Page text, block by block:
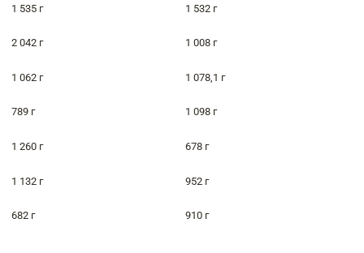
1 535 г 1 532 г
2 042 г 1 008 г
1 062 г 1 078,1 г
789 г 1 098 г
1 260 г 678 г
1 132 г 952 г
682 г 910 г